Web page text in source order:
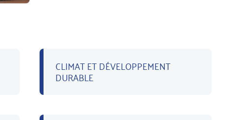
CLIMAT ET DÉVELOPPEMENT
DURABLE